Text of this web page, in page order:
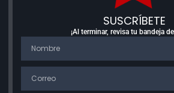
SUSCRÍBETE
¡Al terminar, revisa tu bandeja